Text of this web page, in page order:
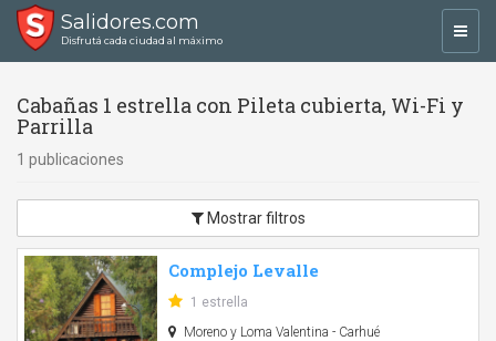
Salidores.com
Disfrutá cada ciudad al máximo
Cabañas 1 estrella con Pileta cubierta, Wi-Fi y
Parrilla
1 publicaciones
Mostrar filtros
Complejo Levalle
1 estrella
Moreno y Loma Valentina - Carhué